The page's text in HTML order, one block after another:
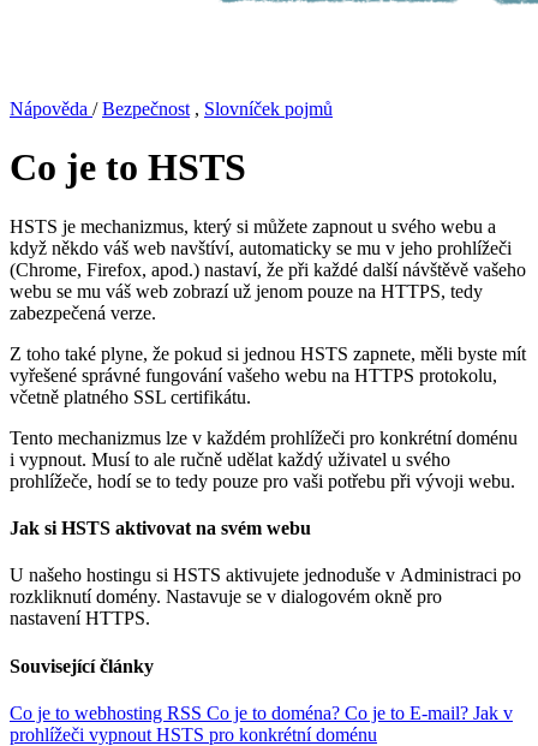
Nápověda / Bezpečnost , Slovníček pojmů
Co je to HSTS
HSTS je mechanizmus, který si můžete zapnout u svého webu a
když někdo váš web navštíví, automaticky se mu v jeho prohlížeči
(Chrome, Firefox, apod.) nastaví, že při každé další návštěvě vašeho
webu se mu váš web zobrazí už jenom pouze na HTTPS, tedy
zabezpečená verze.
Z toho také plyne, že pokud si jednou HSTS zapnete, měli byste mít
vyřešené správné fungování vašeho webu na HTTPS protokolu,
včetně platného SSL certifikátu.
Tento mechanizmus lze v každém prohlížeči pro konkrétní doménu
i vypnout. Musí to ale ručně udělat každý uživatel u svého
prohlížeče, hodí se to tedy pouze pro vaši potřebu při vývoji webu.
Jak si HSTS aktivovat na svém webu
U našeho hostingu si HSTS aktivujete jednoduše v Administraci po
rozkliknutí domény. Nastavuje se v dialogovém okně pro
nastavení HTTPS.
Související články
Co je to webhosting RSS Co je to doména? Co je to E-mail? Jak v
prohlížeči vypnout HSTS pro konkrétní doménu